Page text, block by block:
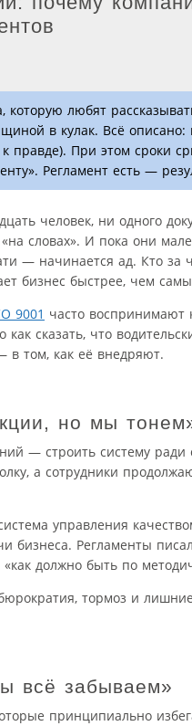
которую любят
в кулак. Всё
к правде). При этом сроки
Регламент есть —
человек, ни одного
словах». И пока они
— начинается ад. Кто за
бизнес быстрее, чем
9001 часто воспринимают
сказать, что
в том, как её внедряют.
но мы
— строить систему
а сотрудники
управления
бизнеса. Регламенты
должно быть по
тормоз и
всё забываем»
принципиально